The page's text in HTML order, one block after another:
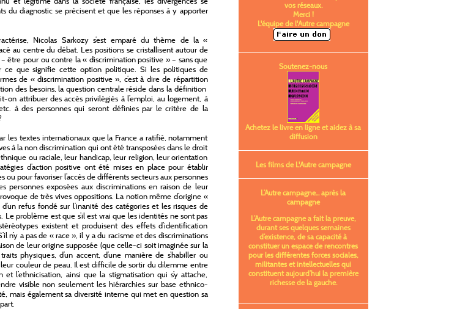
du diagnostic se précisent et que les réponses à y apporter
Nicolas Sarkozy s’est emparé du thème de la «
au centre du débat. Les positions se cristallisent autour de
être pour ou contre la « discrimination positive » – sans que
ce que signifie cette option politique. Si les politiques de
de « discrimination positive », c’est à dire de répartition
des besoins, la question centrale réside dans la définition
on attribuer des accès privilégiés à l’emploi, au logement, à
etc. à des personnes qui seront définies par le critère de la
les textes internationaux que la France a ratifié, notamment
à la non discrimination qui ont été transposées dans le droit
ou raciale, leur handicap, leur religion, leur orientation
d’action positive ont été mises en place pour établir
ou pour favoriser l’accès de différents secteurs aux personnes
personnes exposées aux discriminations en raison de leur
de très vives oppositions. La notion même d’origine «
refus fondé sur l’inanité des catégories et les risques de
Le problème est que s’il est vrai que les identités ne sont pas
existent et produisent des effets d’identification
n’y a pas de « race », il y a du racisme et des discriminations
de leur origine supposée (que celle-ci soit imaginée sur la
physiques, d’un accent, d’une manière de s’habiller ou
leur couleur de peau. Il est difficile de sortir du dilemme entre
et l’ethnicisation, ainsi que la stigmatisation qui s’y attache,
visible non seulement les hiérarchies sur base ethnico-
mais également sa diversité interne qui met en question sa
vos réseaux.
Merci !
L'équipe de l'Autre campagne
Soutenez-nous
Achetez le livre en ligne et aidez à sa
diffusion
Les films de L'Autre campagne
L’Autre campagne... après la
campagne
L’Autre campagne a fait la preuve,
durant ses quelques semaines
d’existence, de sa capacité à
constituer un espace de rencontres
pour les différentes forces sociales,
militantes et intellectuelles qui
constituent aujourd’hui la première
richesse de la gauche.